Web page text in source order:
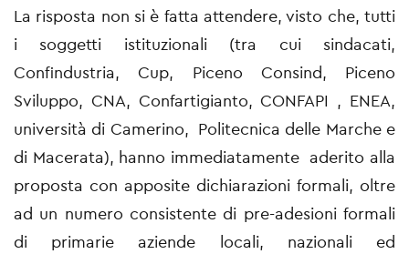
La risposta non si è fatta attendere, visto che, tutti
i soggetti istituzionali (tra cui sindacati,
Confindustria, Cup, Piceno Consind, Piceno
Sviluppo, CNA, Confartigianto, CONFAPI , ENEA,
università di Camerino, Politecnica delle Marche e
di Macerata), hanno immediatamente aderito alla
proposta con apposite dichiarazioni formali, oltre
ad un numero consistente di pre-adesioni formali
di primarie aziende locali, nazionali ed